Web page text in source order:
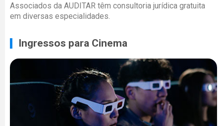
Associados da AUDITAR têm consultoria jurídica gratuita
em diversas especialidades.
Ingressos para Cinema